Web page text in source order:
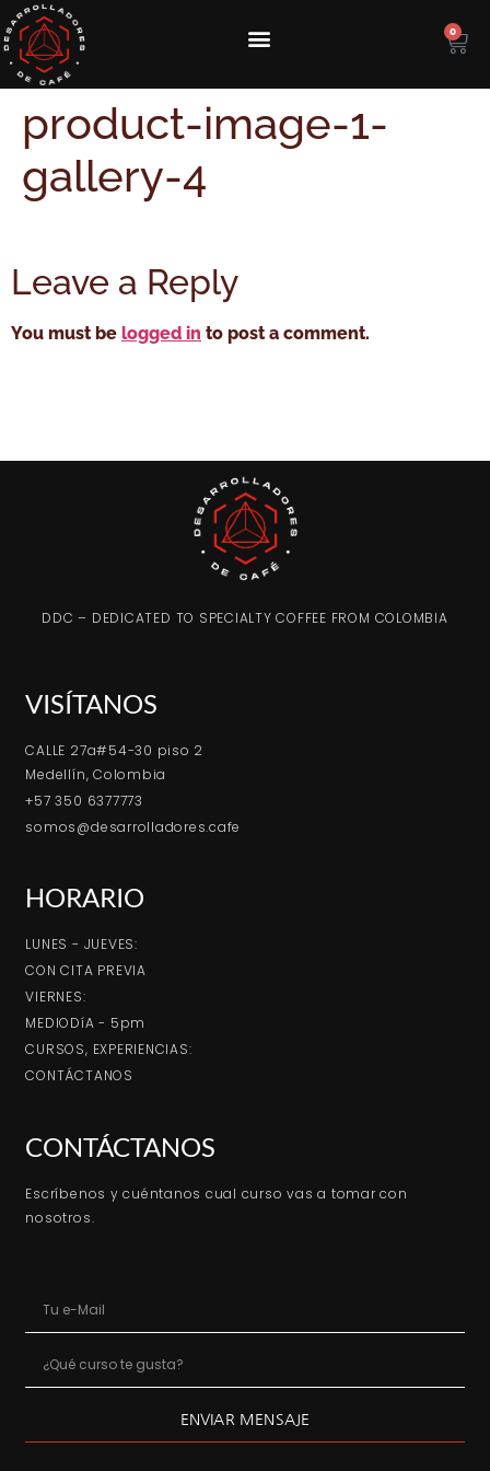
0
product-image-1-
gallery-4
Leave a Reply
You must be logged in to post a comment.
DDC – DEDICATED TO SPECIALTY COFFEE FROM COLOMBIA
VISÍTANOS
CALLE 27a#54-30 piso 2
Medellín, Colombia
+57 350 6377773
somos@desarrolladores.cafe
HORARIO
LUNES - JUEVES:
CON CITA PREVIA
VIERNES:
MEDIODíA - 5pm
CURSOS, EXPERIENCIAS:
CONTÁCTANOS
CONTÁCTANOS
Escríbenos y cuéntanos cual curso vas a tomar con
nosotros.
ENVIAR MENSAJE